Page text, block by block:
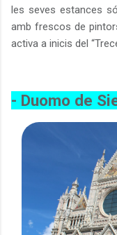
les seves estances
amb frescos de
activa a inicis del
- Duomo de